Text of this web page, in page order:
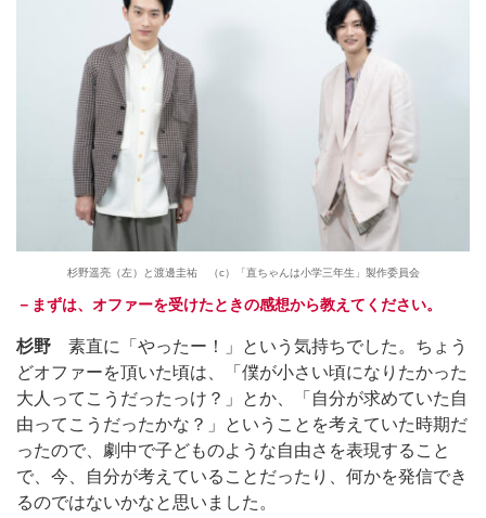
杉野遥亮（左）と渡邊圭祐 （c）「直ちゃんは小学三年生」製作委員会
－まずは、オファーを受けたときの感想から教えてください。
杉野 素直に「やったー！」という気持ちでした。ちょう
どオファーを頂いた頃は、「僕が小さい頃になりたかった
大人ってこうだったっけ？」とか、「自分が求めていた自
由ってこうだったかな？」ということを考えていた時期だ
ったので、劇中で子どものような自由さを表現すること
で、今、自分が考えていることだったり、何かを発信でき
るのではないかなと思いました。